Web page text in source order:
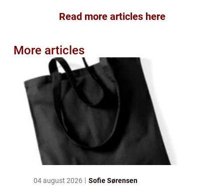
Read more articles here
More articles
04 august 2026 Sofie Sørensen